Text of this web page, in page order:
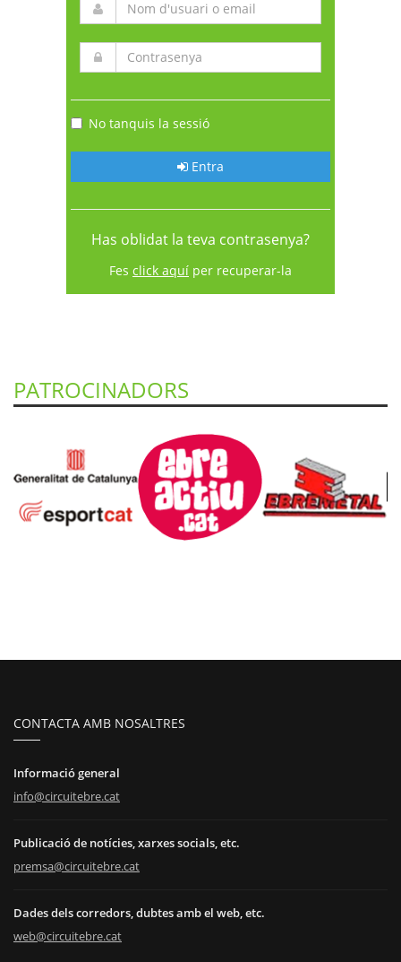
No tanquis la sessió
Entra
Has oblidat la teva contrasenya?
Fes click aquí per recuperar-la
PATROCINADORS
CONTACTA AMB NOSALTRES
Informació general
info@circuitebre.cat
Publicació de notícies, xarxes socials, etc.
premsa@circuitebre.cat
Dades dels corredors, dubtes amb el web, etc.
web@circuitebre.cat